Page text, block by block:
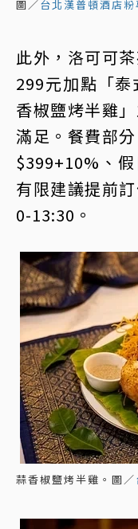
圖／台北漢普頓酒店粉
此外，洛可可
299元加點「
香椒鹽烤半雞
滿足。餐費部
$399+10%、
有限建議提前
0-13:30。
蒜香椒鹽烤半雞。圖／